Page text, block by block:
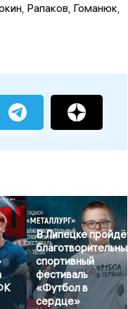
Рапаков, Гоманюк,
В Липецке пройдёт
благотворительный
спортивный
фестиваль
«Футбол в
сердце»